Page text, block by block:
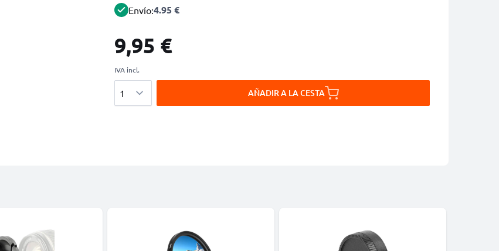
Envío:4.95 €
9,95 €
IVA incl.
AÑADIR A LA CESTA